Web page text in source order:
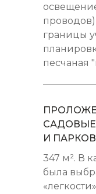
границы
песчаная
И
347 м². В
была